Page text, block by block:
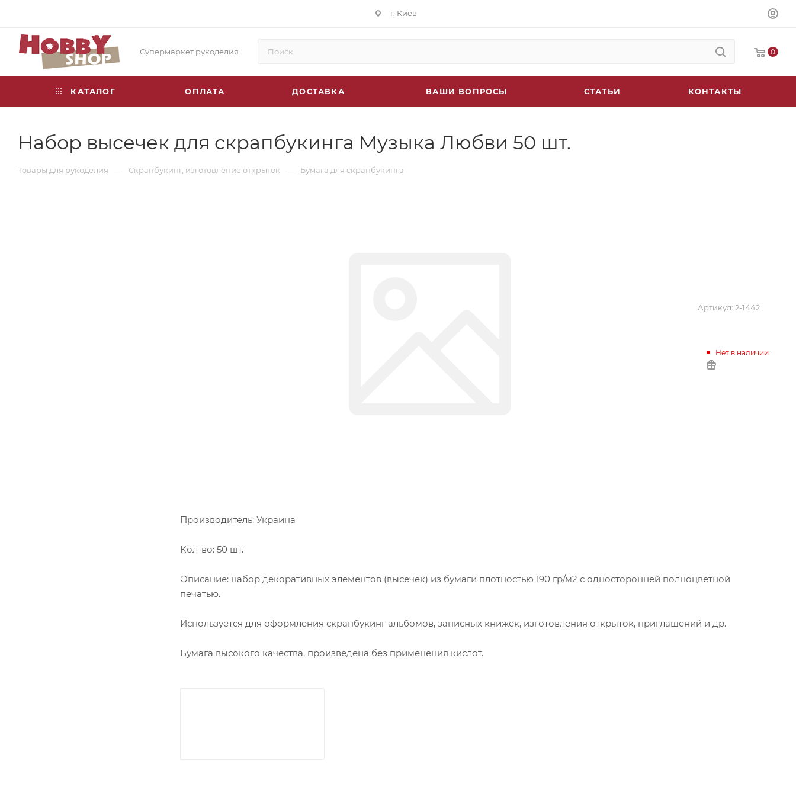
г. Киев
Супермаркет рукоделия 0
КАТАЛОГ ОПЛАТА ДОСТАВКА ВАШИ ВОПРОСЫ СТАТЬИ КОНТАКТЫ
Набор высечек для скрапбукинга Музыка Любви 50 шт.
Товары для рукоделия — Скрапбукинг, изготовление открыток — Бумага для скрапбукинга
Артикул: 2-1442
Нет в наличии
Производитель: Украина
Кол-во: 50 шт.
Описание: набор декоративных элементов (высечек) из бумаги плотностью 190 гр/м2 с односторонней полноцветной
печатью.
Используется для оформления скрапбукинг альбомов, записных книжек, изготовления открыток, приглашений и др.
Бумага высокого качества, произведена без применения кислот.